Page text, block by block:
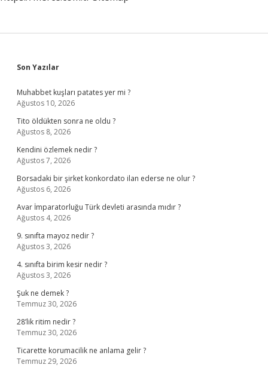
Sidebar
Son Yazılar
Muhabbet kuşları patates yer mi ?
Ağustos 10, 2026
Tito öldükten sonra ne oldu ?
Ağustos 8, 2026
Kendini özlemek nedir ?
Ağustos 7, 2026
Borsadaki bir şirket konkordato ilan ederse ne olur ?
Ağustos 6, 2026
Avar İmparatorluğu Türk devleti arasında mıdır ?
Ağustos 4, 2026
9. sınıfta mayoz nedir ?
Ağustos 3, 2026
4. sınıfta birim kesir nedir ?
Ağustos 3, 2026
Şuk ne demek ?
Temmuz 30, 2026
28’lik ritim nedir ?
Temmuz 30, 2026
Ticarette korumacilik ne anlama gelir ?
Temmuz 29, 2026